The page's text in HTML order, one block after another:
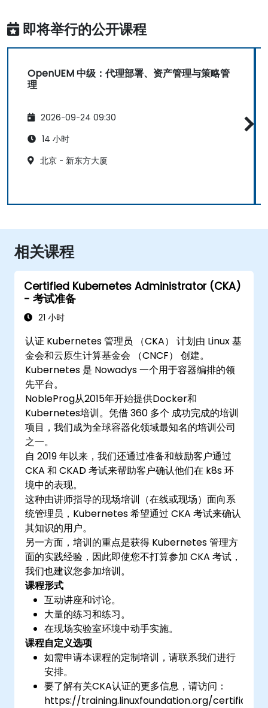
即将举行的公开课程
OpenUEM 中级：代理部署、资产管理与策略管
理
2026-09-24 09:30
14 小时
北京 - 新东方大厦
相关课程
Certified Kubernetes Administrator (CKA)
- 考试准备
21 小时
认证 Kubernetes 管理员 （CKA） 计划由 Linux 基
金会和云原生计算基金会 （CNCF） 创建。
Kubernetes 是 Nowadys 一个用于容器编排的领
先平台。
NobleProg从2015年开始提供Docker和
Kubernetes培训。凭借 360 多个 成功完成的培训
项目，我们成为全球容器化领域最知名的培训公司
之一。
自 2019 年以来，我们还通过准备和鼓励客户通过
CKA 和 CKAD 考试来帮助客户确认他们在 k8s 环
境中的表现。
这种由讲师指导的现场培训（在线或现场）面向系
统管理员，Kubernetes 希望通过 CKA 考试来确认
其知识的用户。
另一方面，培训的重点是获得 Kubernetes 管理方
面的实践经验，因此即使您不打算参加 CKA 考试，
我们也建议您参加培训。
课程形式
互动讲座和讨论。
大量的练习和练习。
在现场实验室环境中动手实施。
课程自定义选项
如需申请本课程的定制培训，请联系我们进行
安排。
要了解有关CKA认证的更多信息，请访问：
https://training.linuxfoundation.org/